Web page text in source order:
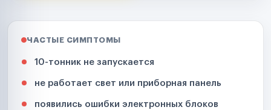
ЧАСТЫЕ СИМПТОМЫ
10-тонник не запускается
не работает свет или приборная панель
появились ошибки электронных блоков